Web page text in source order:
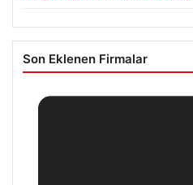
Son Eklenen Firmalar